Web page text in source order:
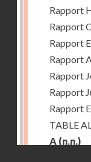
Rapport
Rapport
Rapport
Rapport
Rapport
Rapport
Rapport
TABLE
A (n.n.)